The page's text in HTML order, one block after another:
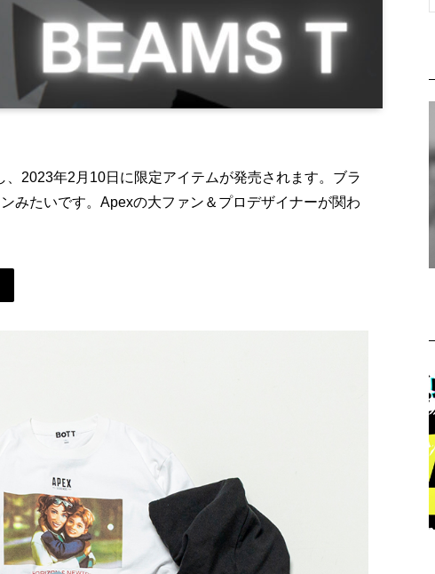
2023年2月10日に限定アイテムが発売されます。ブラ
みたいです。Apexの大ファン＆プロデザイナーが関わ